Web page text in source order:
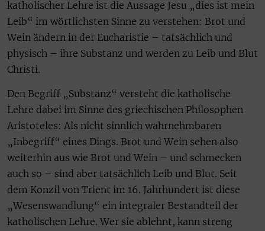
katholischer Lehre ist die Aussage Jesu „dies ist mein
Leib“ im wörtlichsten Sinne zu verstehen: Brot und
Wein ändern in der Eucharistie – tatsächlich und
physisch – ihre Substanz und werden zu Leib und Blut
Christi.
Den Begriff „Substanz“ versteht die katholische
Lehre dabei im Sinne des griechischen Philosophen
Aristoteles: Als nicht sinnlich wahrnehmbaren
„Inbegriff“ eines Dings. Brot und Wein sehen also
weiterhin aus wie Brot und Wein – und schmecken
auch so – sind aber tatsächlich Leib und Blut. Seit
dem Konzil von Trient im 16. Jahrhundert ist diese
„Wesenswandlung“ ein integraler Bestandteil der
katholischen Lehre. Wer sie ablehnt, kann streng